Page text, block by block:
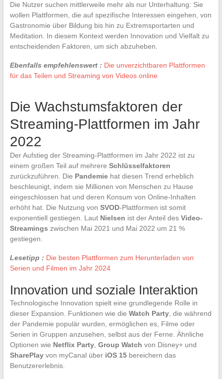
Die Nutzer suchen mittlerweile mehr als nur Unterhaltung: Sie
wollen Plattformen, die auf spezifische Interessen eingehen, von
Gastronomie über Bildung bis hin zu Extremsportarten und
Meditation. In diesem Kontext werden Innovation und Vielfalt zu
entscheidenden Faktoren, um sich abzuheben.
Ebenfalls empfehlenswert : Die unverzichtbaren Plattformen
für das Teilen und Streaming von Videos online
Die Wachstumsfaktoren der
Streaming-Plattformen im Jahr
2022
Der Aufstieg der Streaming-Plattformen im Jahr 2022 ist zu
einem großen Teil auf mehrere Schlüsselfaktoren
zurückzuführen. Die Pandemiehat diesen Trend erheblich
beschleunigt, indem sie Millionen von Menschen zu Hause
eingeschlossen hat und deren Konsum von Online-Inhalten
erhöht hat. Die Nutzung von SVOD-Plattformen ist somit
exponentiell gestiegen. Laut Nielsen ist der Anteil des Video-
Streamings zwischen Mai 2021 und Mai 2022 um 21 %
gestiegen.
Lesetipp : Die besten Plattformen zum Herunterladen von
Serien und Filmen im Jahr 2024
Innovation und soziale Interaktion
Technologische Innovation spielt eine grundlegende Rolle in
dieser Expansion. Funktionen wie die Watch Party, die während
der Pandemie populär wurden, ermöglichen es, Filme oder
Serien in Gruppen anzusehen, selbst aus der Ferne. Ähnliche
Optionen wie Netflix Party, Group Watch von Disney+ und
SharePlayvon myCanal über iOS 15bereichern das
Benutzererlebnis.